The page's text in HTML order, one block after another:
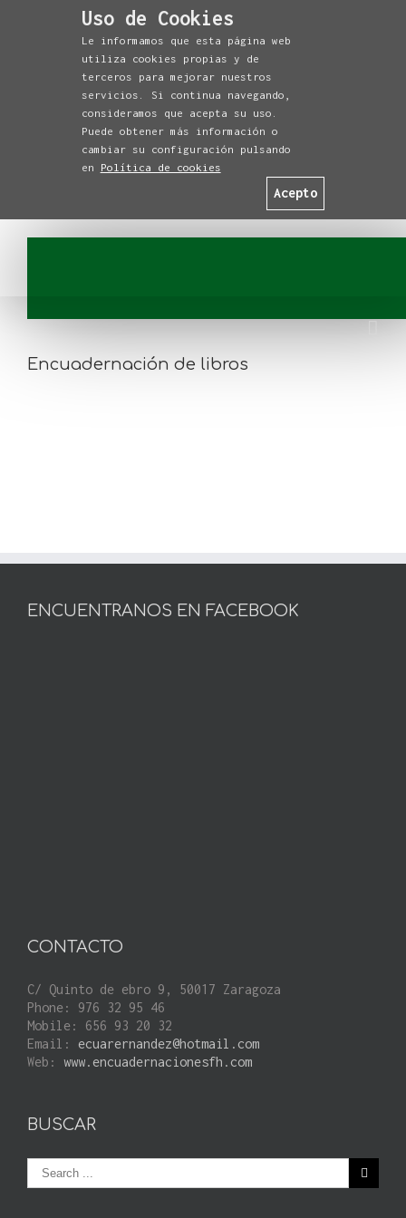
Uso de Cookies
Le informamos que esta página web
utiliza cookies propias y de
terceros para mejorar nuestros
servicios. Si continua navegando,
consideramos que acepta su uso.
Puede obtener más información o
cambiar su configuración pulsando
en
Política de cookies
Acepto
Encuadernación de libros
ENCUENTRANOS EN FACEBOOK
CONTACTO
C/ Quinto de ebro 9, 50017 Zaragoza
Phone: 976 32 95 46
Mobile: 656 93 20 32
Email: ecuarernandez@hotmail.com
Web: www.encuadernacionesfh.com
BUSCAR